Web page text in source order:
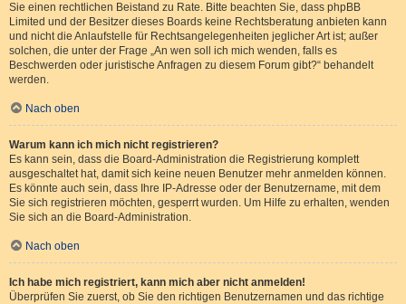
Sie einen rechtlichen Beistand zu Rate. Bitte beachten Sie, dass phpBB
Limited und der Besitzer dieses Boards keine Rechtsberatung anbieten kann
und nicht die Anlaufstelle für Rechtsangelegenheiten jeglicher Art ist; außer
solchen, die unter der Frage „An wen soll ich mich wenden, falls es
Beschwerden oder juristische Anfragen zu diesem Forum gibt?“ behandelt
werden.
Nach oben
Warum kann ich mich nicht registrieren?
Es kann sein, dass die Board-Administration die Registrierung komplett
ausgeschaltet hat, damit sich keine neuen Benutzer mehr anmelden können.
Es könnte auch sein, dass Ihre IP-Adresse oder der Benutzername, mit dem
Sie sich registrieren möchten, gesperrt wurden. Um Hilfe zu erhalten, wenden
Sie sich an die Board-Administration.
Nach oben
Ich habe mich registriert, kann mich aber nicht anmelden!
Überprüfen Sie zuerst, ob Sie den richtigen Benutzernamen und das richtige